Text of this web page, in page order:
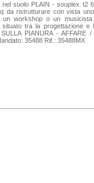
suolo PLAIN - souplex t2
da ristrutturare con vista
un workshop o un
tra la progettazione e
PIANURA - AFFARE /
35488 Rif.: 35488MX